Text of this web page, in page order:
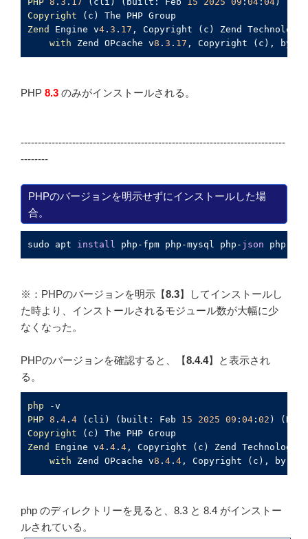
Copyright
Zend
Engine v4 . 3 . 17 , Copyright (c) Zend
with Zend OPcache v8 . 3 . 17 , Copyright (c), by
PHP 8.3 のみがインストールされる。
-----------------------------------------------------------------------------
--------
PHPのバージョンを明示せずにインストールした場
合。
sudo apt install php-fpm php-mysql php- json php-
※：PHPのバージョンを明示【8.3】してインストールし
た時より、インストールされるモジュール数が大幅に少
なくなった。
PHPのバージョンを確認すると、【8.4.4】と表示され
る。
php
PHP 8 . 4 . 4 (cli) (built: Feb 15 2025 09 : 04 : 02
Copyright
Zend
Engine v4 . 4 . 4 , Copyright (c) Zend Technologies
with Zend OPcache v8 . 4 . 4 , Copyright (c), by
php のディレクトリーを見ると、8.3 と 8.4 がインストー
ルされている。